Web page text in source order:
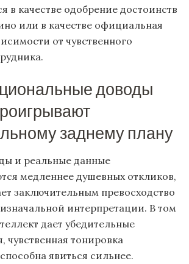
в качестве одобрение достоинств
или в качестве официальная
от чувственного
доводы
заднему плану
и реальные данные
медленнее душевных откликов,
заключительным превосходство
интерпретации. В том
дает убедительные
чувственная тонировка
явиться сильнее.